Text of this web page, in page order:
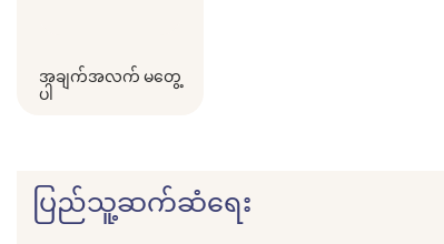
အချက်အလက် မတွေ့
ပါ
ပြည်သူ့ဆက်ဆံရေး